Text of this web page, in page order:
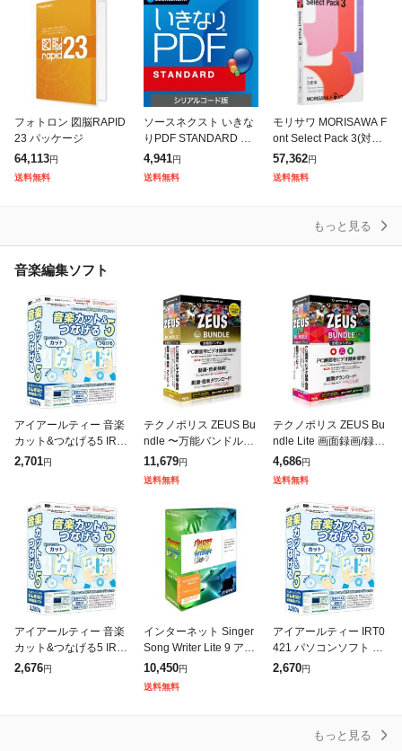
フォトロン 図脳RAPID
23 パッケージ
64,113円
送料無料
ソースネクスト いきな
りPDF STANDARD シ
リアルコード版 イキナ
リPDFスタンシリアル
コード
4,941円
送料無料
モリサワ MORISAWA F
ont Select Pack 3(対応
OS:WIN&MAC)(M0194
45) 取り寄せ商品
57,362円
送料無料
もっと見る
音楽編集ソフト
アイアールティー 音楽
カット&つなげる5 IRT0
421
2,701円
テクノポリス ZEUS Bu
ndle 〜万能バンドル〜
画面録画/録音/動画&音
楽ダウンロード GG-Z0
05
11,679円
送料無料
テクノポリス ZEUS Bu
ndle Lite 画面録画/録音/
動画&音楽ダウンロード
GG-Z006
4,686円
送料無料
アイアールティー 音楽
カット&つなげる5 IRT0
421
2,676円
インターネット Singer
Song Writer Lite 9 アカ
デミック版 SSWLT90W
-AC インテリジェンス
なア
10,450円
送料無料
アイアールティー IRT0
421 パソコンソフト 音
楽カット&つなげる5
2,670円
もっと見る